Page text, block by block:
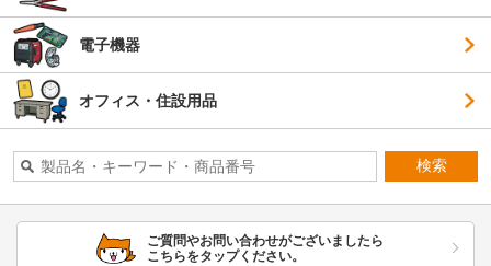
電子機器
オフィス・住設用品
検索
ご質問やお問い合わせがございましたら
こちらをタップください。